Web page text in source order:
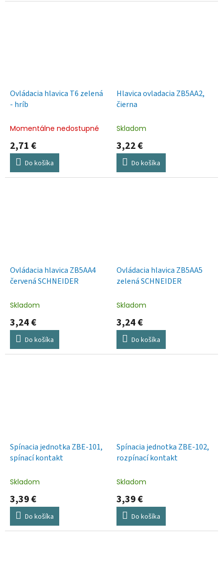
Ovládacia hlavica T6 zelená
- hríb
Momentálne nedostupné
2,71 €
Do košíka
Hlavica ovladacia ZB5AA2,
čierna
Skladom
3,22 €
Do košíka
Ovládacia hlavica ZB5AA4
červená SCHNEIDER
Skladom
3,24 €
Do košíka
Ovládacia hlavica ZB5AA5
zelená SCHNEIDER
Skladom
3,24 €
Do košíka
Spínacia jednotka ZBE-101,
spínací kontakt
Skladom
3,39 €
Do košíka
Spínacia jednotka ZBE-102,
rozpínací kontakt
Skladom
3,39 €
Do košíka